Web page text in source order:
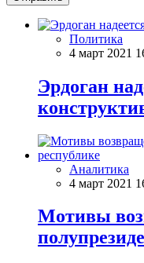
Политика
4 март 2021
Эрдоган
Аналитика
4 март 2021
Мотивы